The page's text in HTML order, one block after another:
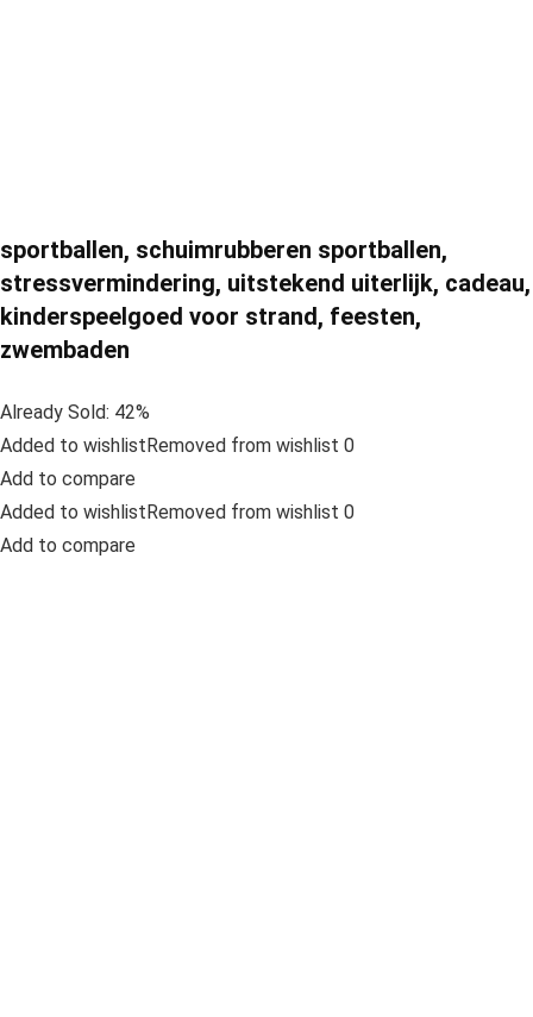
sportballen, schuimrubberen sportballen,
stressvermindering, uitstekend uiterlijk, cadeau,
kinderspeelgoed voor strand, feesten,
zwembaden
Already Sold: 42%
Added to wishlistRemoved from wishlist 0
Add to compare
Added to wishlistRemoved from wishlist 0
Add to compare